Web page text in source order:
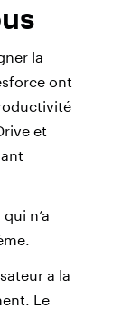
la
ont
et
n’a
a la
Le